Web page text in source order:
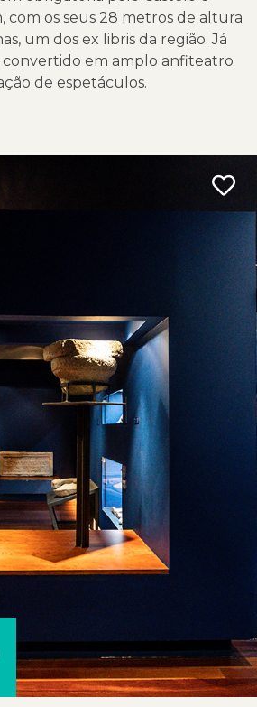
com os seus 28 metros de altura
um dos ex libris da região. Já
convertido em amplo anfiteatro
de espetáculos.